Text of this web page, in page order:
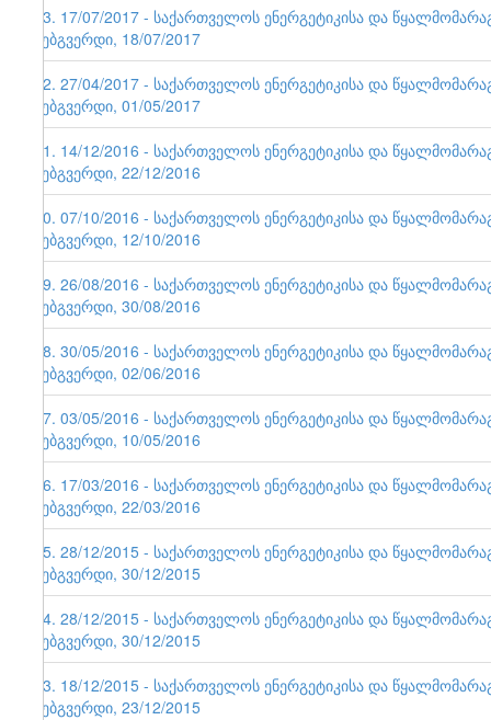
83. 17/07/2017 - საქართველოს ენერგეტიკისა და
ვებგვერდი, 18/07/2017
82. 27/04/2017 - საქართველოს ენერგეტიკისა და
ვებგვერდი, 01/05/2017
81. 14/12/2016 - საქართველოს ენერგეტიკისა და
ვებგვერდი, 22/12/2016
80. 07/10/2016 - საქართველოს ენერგეტიკისა და
ვებგვერდი, 12/10/2016
79. 26/08/2016 - საქართველოს ენერგეტიკისა და
ვებგვერდი, 30/08/2016
78. 30/05/2016 - საქართველოს ენერგეტიკისა და
ვებგვერდი, 02/06/2016
77. 03/05/2016 - საქართველოს ენერგეტიკისა და
ვებგვერდი, 10/05/2016
76. 17/03/2016 - საქართველოს ენერგეტიკისა და
ვებგვერდი, 22/03/2016
75. 28/12/2015 - საქართველოს ენერგეტიკისა და
ვებგვერდი, 30/12/2015
74. 28/12/2015 - საქართველოს ენერგეტიკისა და
ვებგვერდი, 30/12/2015
73. 18/12/2015 - საქართველოს ენერგეტიკისა და
ვებგვერდი, 23/12/2015